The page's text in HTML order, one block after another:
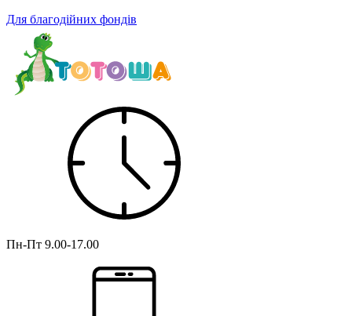
Для благодійних фондів
Пн-Пт 9.00-17.00